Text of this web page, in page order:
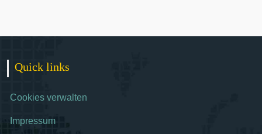
Quick links
Cookies verwalten
Impressum